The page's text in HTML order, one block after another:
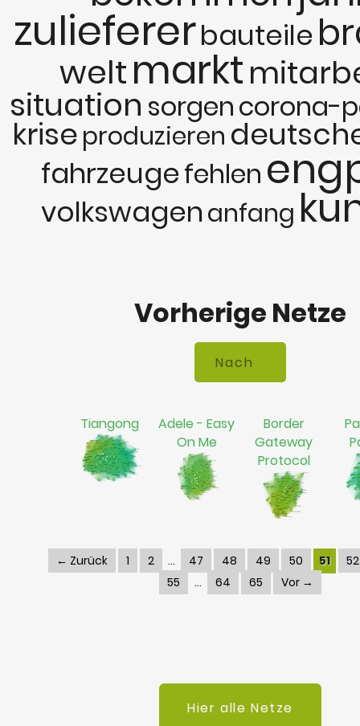
zuliefererbauteile
weltmarkt
situation sorgencorona-
kriseproduzieren
fahrzeugefehlen
volkswagenanfang
Vorherige Netze
Tiangong
Adele - Easy
On Me
Border
Gateway
Protocol
← Zurück 1 2 47 48 49 50 51
52
55
64 65 Vor →
Hier alle Netze